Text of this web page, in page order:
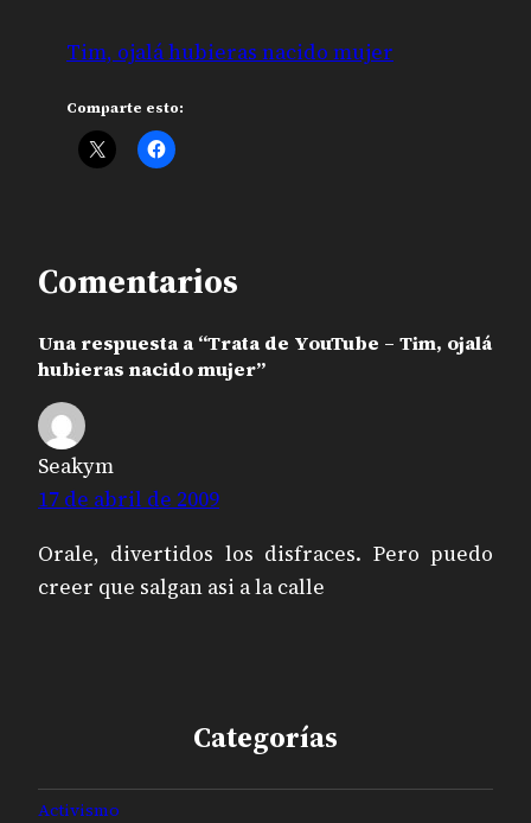
Tim, ojalá hubieras nacido mujer
Comparte esto:
Comentarios
Una respuesta a “Trata de YouTube – Tim, ojalá
hubieras nacido mujer”
Seakym
17 de abril de 2009
Orale, divertidos los disfraces. Pero puedo
creer que salgan asi a la calle
Categorías
Activismo